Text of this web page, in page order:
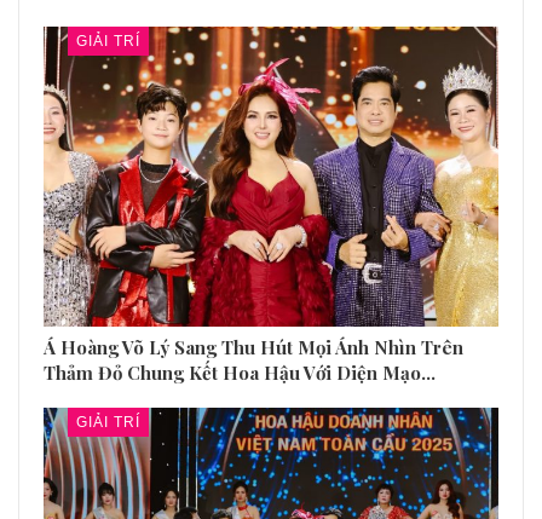
GIẢI TRÍ
Á Hoàng Võ Lý Sang Thu Hút Mọi Ánh Nhìn Trên
Thảm Đỏ Chung Kết Hoa Hậu Với Diện Mạo…
GIẢI TRÍ